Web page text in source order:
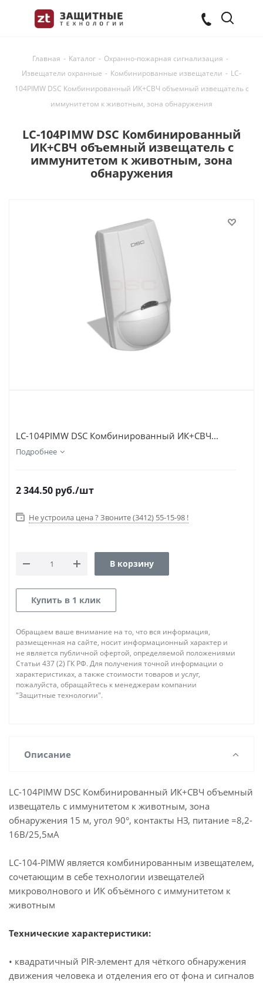
Главная - Каталог - Охранно-пожарная сигнализация -
Извещатели охранные - Комбинированные извещатели - LC-
104PIMW DSC Комбинированный ИК+СВЧ объемный извещатель с
иммунитетом к животным, зона обнаружения
LC-104PIMW DSC Комбинированный
ИК+СВЧ объемный извещатель с
иммунитетом к животным, зона
обнаружения
LC-104PIMW DSC Комбинированный ИК+СВЧ...
Подробнее
2 344.50 руб./шт
Не устроила цена ? Звоните (3412) 55-15-98 !
В корзину
Купить в 1 клик
Обращаем ваше внимание на то, что вся информация,
размещенная на сайте, носит информационный характер и
не является публичной офертой, определяемой положениями
Статьи 437 (2) ГК РФ. Для получения точной информации о
характеристиках, а также стоимости товаров и услуг,
пожалуйста, обращайтесь к менеджерам компании
"Защитные технологии".
Описание
LC-104PIMW DSC Комбинированный ИК+СВЧ объемный
извещатель с иммунитетом к животным, зона
обнаружения 15 м, угол 90°, контакты НЗ, питание =8,2-
16В/25,5мА
LC-104-PIMW является комбинированным извещателем,
сочетающим в себе технологии извещателей
микроволнового и ИК объёмного с иммунитетом к
животным
Технические характеристики:
• квадратичный PIR-элемент для чёткого обнаружения
движения человека и отделения его от фона и сигналов